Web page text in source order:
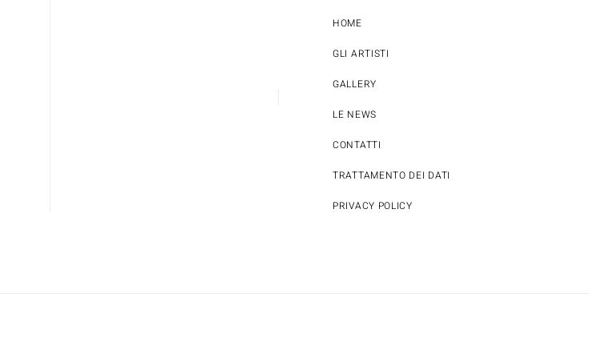
HOME
GLI ARTISTI
GALLERY
LE NEWS
CONTATTI
TRATTAMENTO DEI DATI
PRIVACY POLICY